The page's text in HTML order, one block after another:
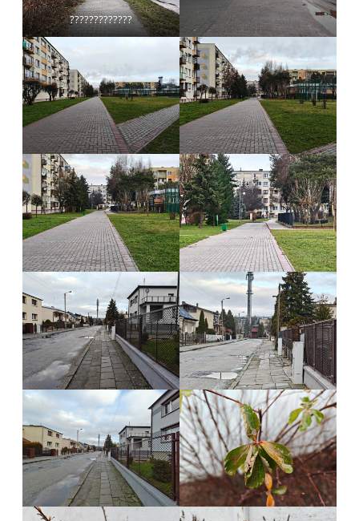
?????????????